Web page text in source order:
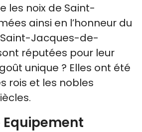
les noix de Saint-
ainsi en l’honneur du
Jacques-de-
réputées pour leur
unique ? Elles ont été
rois et les nobles